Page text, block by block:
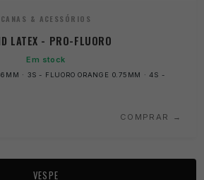
CANAS & ACESSÓRIOS
LATEX - PRO-FLUORO
Em stock
· 3S - FLUORO ORANGE 0.75MM · 4S -
COMPRAR
VESPE